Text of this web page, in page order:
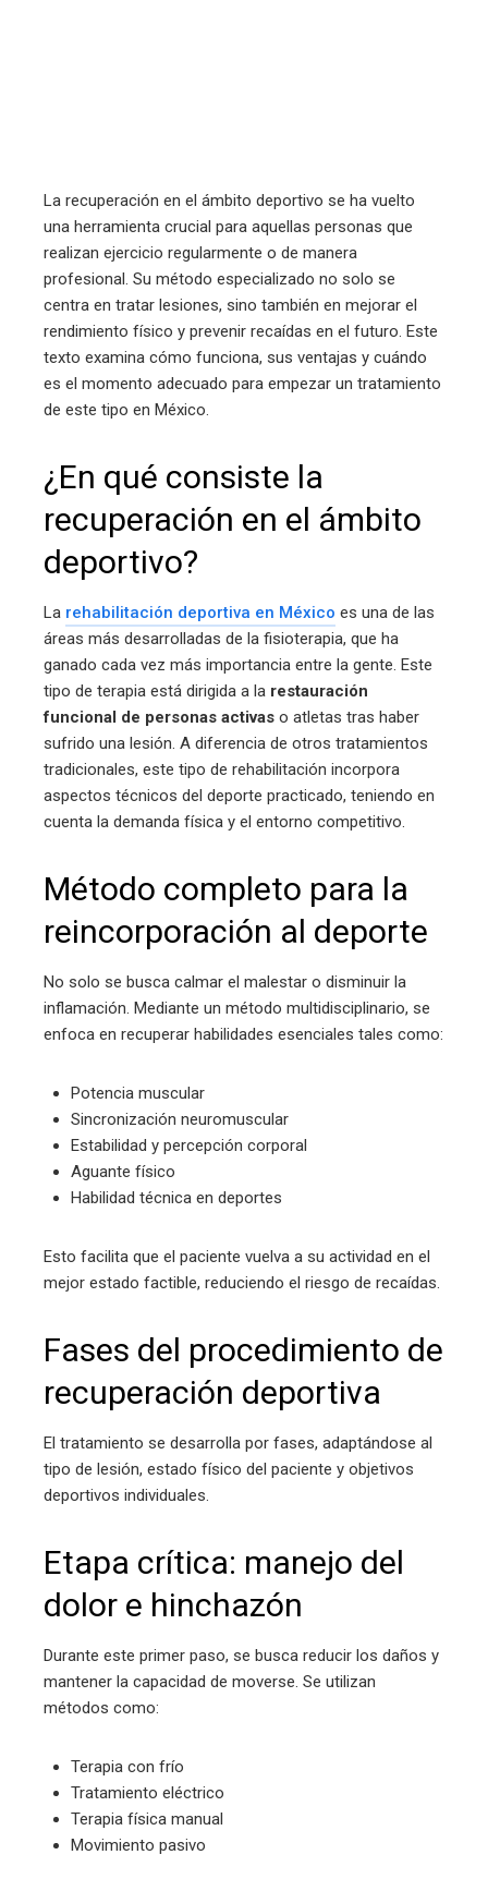
La recuperación en el ámbito deportivo se ha vuelto
una herramienta crucial para aquellas personas que
realizan ejercicio regularmente o de manera
profesional. Su método especializado no solo se
centra en tratar lesiones, sino también en mejorar el
rendimiento físico y prevenir recaídas en el futuro. Este
texto examina cómo funciona, sus ventajas y cuándo
es el momento adecuado para empezar un tratamiento
de este tipo en México.
¿En qué consiste la
recuperación en el ámbito
deportivo?
La rehabilitación deportiva en México es una de las
áreas más desarrolladas de la fisioterapia, que ha
ganado cada vez más importancia entre la gente. Este
tipo de terapia está dirigida a la restauración
funcional de personas activas o atletas tras haber
sufrido una lesión. A diferencia de otros tratamientos
tradicionales, este tipo de rehabilitación incorpora
aspectos técnicos del deporte practicado, teniendo en
cuenta la demanda física y el entorno competitivo.
Método completo para la
reincorporación al deporte
No solo se busca calmar el malestar o disminuir la
inflamación. Mediante un método multidisciplinario, se
enfoca en recuperar habilidades esenciales tales como:
Potencia muscular
Sincronización neuromuscular
Estabilidad y percepción corporal
Aguante físico
Habilidad técnica en deportes
Esto facilita que el paciente vuelva a su actividad en el
mejor estado factible, reduciendo el riesgo de recaídas.
Fases del procedimiento de
recuperación deportiva
El tratamiento se desarrolla por fases, adaptándose al
tipo de lesión, estado físico del paciente y objetivos
deportivos individuales.
Etapa crítica: manejo del
dolor e hinchazón
Durante este primer paso, se busca reducir los daños y
mantener la capacidad de moverse. Se utilizan
métodos como:
Terapia con frío
Tratamiento eléctrico
Terapia física manual
Movimiento pasivo